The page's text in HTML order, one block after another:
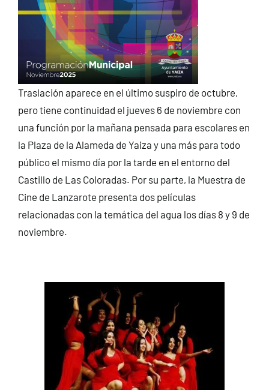
Traslación aparece en el último suspiro de octubre,
pero tiene continuidad el jueves 6 de noviembre con
una función por la mañana pensada para escolares en
la Plaza de la Alameda de Yaiza y una más para todo
público el mismo día por la tarde en el entorno del
Castillo de Las Coloradas. Por su parte, la Muestra de
Cine de Lanzarote presenta dos películas
relacionadas con la temática del agua los días 8 y 9 de
noviembre.